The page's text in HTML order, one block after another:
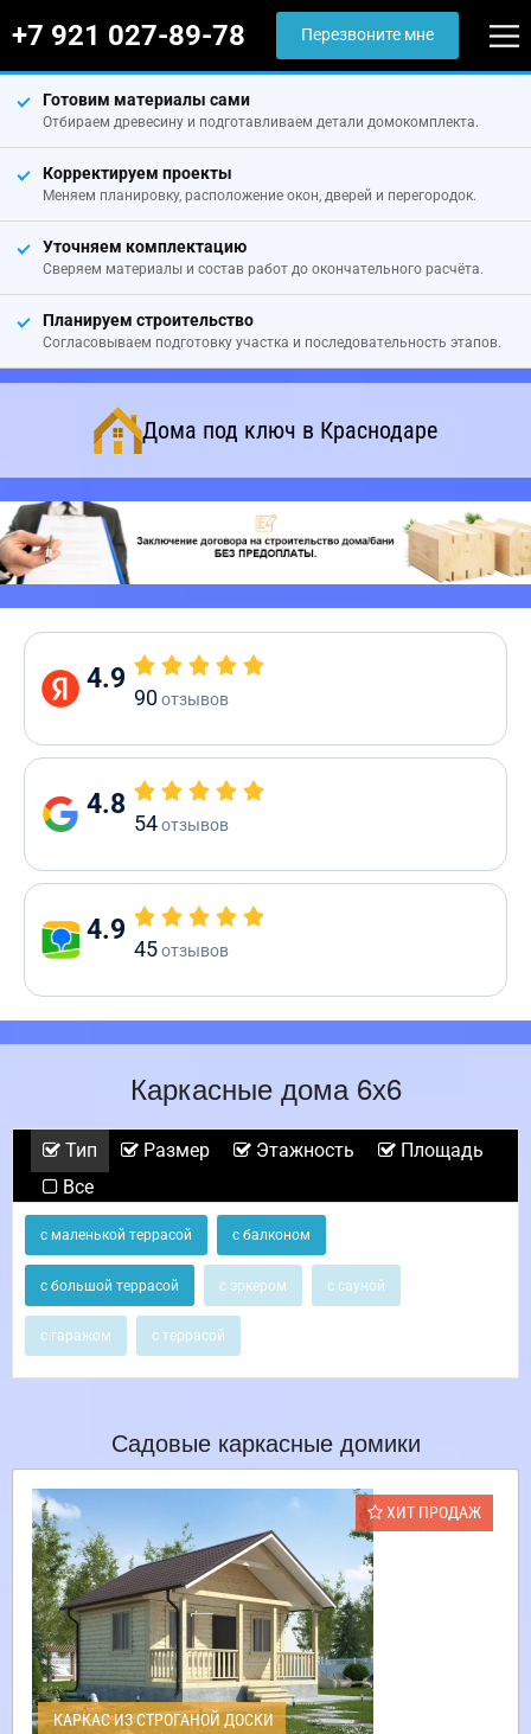
+7 921 027-89-78 Перезвоните мне
Готовим материалы сами
Отбираем древесину и подготавливаем детали домокомплекта.
Корректируем проекты
Меняем планировку, расположение окон, дверей и перегородок.
Уточняем комплектацию
Сверяем материалы и состав работ до окончательного расчёта.
Планируем строительство
Согласовываем подготовку участка и последовательность этапов.
Дома под ключ в Краснодаре
4.9
90отзывов
4.8
54отзывов
4.9
45отзывов
Каркасные дома 6х6
Тип Размер Этажность
Площадь
Все
с маленькой террасой с балконом
с большой террасой с эркером с сауной
с гаражом с террасой
Садовые каркасные домики
ХИТ ПРОДАЖ
КАРКАС ИЗ СТРОГАНОЙ ДОСКИ